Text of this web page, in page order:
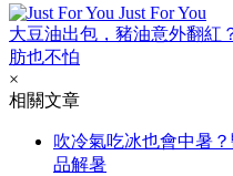
Just For You
大豆油出包，豬油意外翻紅
肪也不怕
×
相關文章
吹冷氣吃冰也會中暑
品解暑